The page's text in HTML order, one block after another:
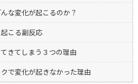
な変化が起こるのか？
こる副反応
きてしまう３つの理由
で変化が起きなかった理由